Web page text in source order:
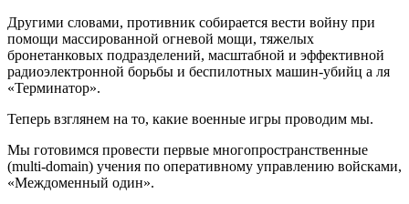
Другими словами, противник собирается вести войну при
помощи массированной огневой мощи, тяжелых
бронетанковых подразделений, масштабной и эффективной
радиоэлектронной борьбы и беспилотных машин-убийц а ля
«Терминатор».
Теперь взглянем на то, какие военные игры проводим мы.
Мы готовимся провести первые многопространственные
(multi-domain) учения по оперативному управлению войсками,
«Междоменный один».